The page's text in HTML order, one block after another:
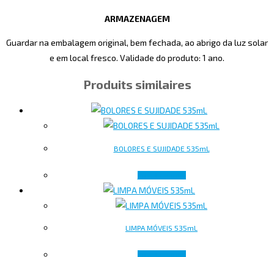
ARMAZENAGEM
Guardar na embalagem original, bem fechada, ao abrigo da luz solar
e em local fresco. Validade do produto: 1 ano.
Produits similaires
BOLORES E SUJIDADE 535mL
LIMPA MÓVEIS 535mL